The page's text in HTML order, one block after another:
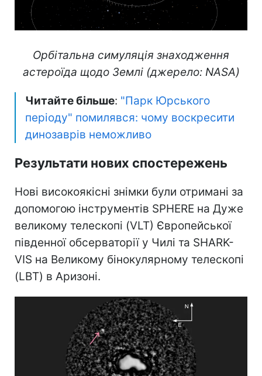
Орбітальна симуляція знаходження
астероїда щодо Землі (джерело: NASA)
Читайте більше: "Парк Юрського
періоду" помилявся: чому воскресити
динозаврів неможливо
Результати нових спостережень
Нові високоякісні знімки були отримані за
допомогою інструментів SPHERE на Дуже
великому телескопі (VLT) Європейської
південної обсерваторії у Чилі та SHARK-
VIS на Великому бінокулярному телескопі
(LBT) в Аризоні.